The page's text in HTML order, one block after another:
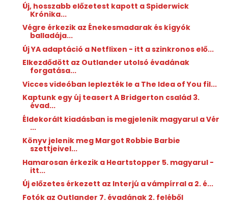
Új, hosszabb előzetest kapott a Spiderwick
Krónika...
Végre érkezik az Énekesmadarak és kígyók
balladája...
Új YA adaptáció a Netflixen - itt a szinkronos elő...
Elkezdődött az Outlander utolsó évadának
forgatása...
Vicces videóban leplezték le a The Idea of You fil...
Kaptunk egy új teasert A Bridgerton család 3.
évad...
Éldekorált kiadásban is megjelenik magyarul a Vér
...
Könyv jelenik meg Margot Robbie Barbie
szettjeivel...
Hamarosan érkezik a Heartstopper 5. magyarul -
itt...
Új előzetes érkezett az Interjú a vámpírral a 2. é...
Fotók az Outlander 7. évadának 2. feléből